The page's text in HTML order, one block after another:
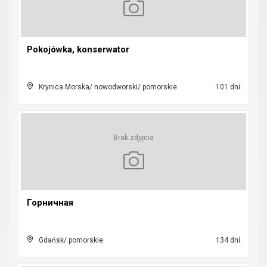
Pokojówka, konserwator
Krynica Morska/ nowodworski/ pomorskie 101 dni
Brak zdjęcia
Горничная
Gdańsk/ pomorskie 134 dni